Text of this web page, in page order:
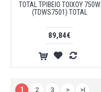
TOTAL ΤΡΙΒΕΙΟ ΤΟΙΧΟΥ 750W
(TDWS7501) TOTAL
89,84€
1 2 3 > >|